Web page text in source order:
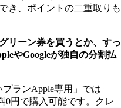
き、ポイントの二重取りも
ーン券を買うとか、すっ
やGoogleが独自の分割払
ランApple専用」では
0円で購入可能です。クレ